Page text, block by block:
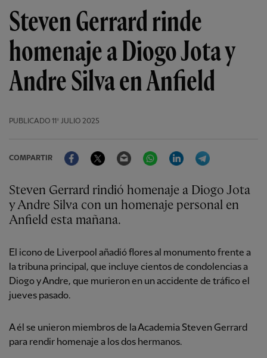
Steven Gerrard rinde
homenaje a Diogo Jota y
Andre Silva en Anfield
PUBLICADO 11º JULIO 2025
COMPARTIR
FacebookTwitter Email WhatsAppLinkedIn
Steven Gerrard rindió homenaje a Diogo Jota
y Andre Silva con un homenaje personal en
Anfield esta mañana.
El icono de Liverpool añadió flores al monumento frente a
la tribuna principal, que incluye cientos de condolencias a
Diogo y Andre, que murieron en un accidente de tráfico el
jueves pasado.
A él se unieron miembros de la Academia Steven Gerrard
para rendir homenaje a los dos hermanos.